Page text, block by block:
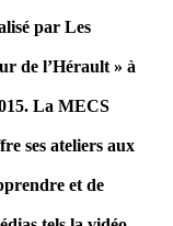
par Les
de l’Hérault » à
La MECS
ses ateliers aux
et de